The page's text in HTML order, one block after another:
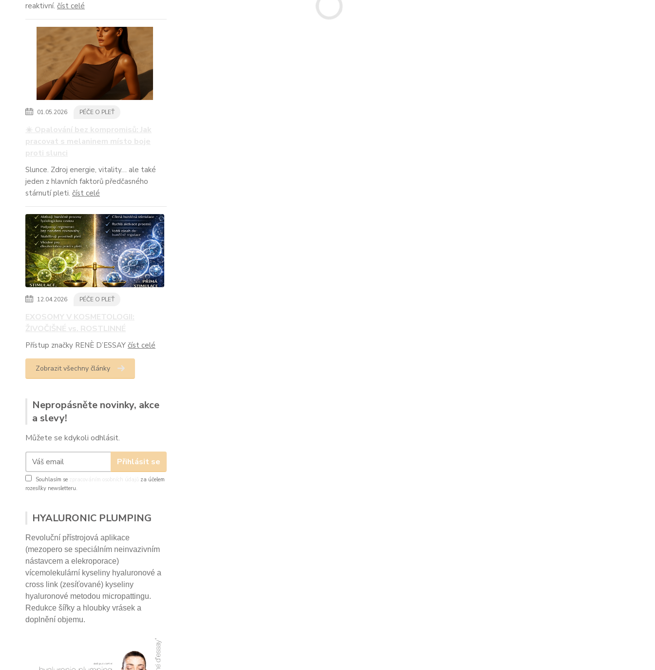
reaktivní. číst celé
01.05.2026 PÉČE O PLEŤ
☀️ Opalování bez kompromisů: Jak
pracovat s melaninem místo boje
proti slunci
Slunce. Zdroj energie, vitality… ale také
jeden z hlavních faktorů předčasného
stárnutí pleti. číst celé
12.04.2026 PÉČE O PLEŤ
EXOSOMY V KOSMETOLOGII:
ŽIVOČIŠNÉ vs. ROSTLINNÉ
Přístup značky RENÈ D’ESSAY číst celé
Zobrazit všechny články
Nepropásněte novinky, akce
a slevy!
Můžete se kdykoli odhlásit.
Přihlásit se
Souhlasím se zpracováním osobních údajů
za účelem
rozesílky newsletteru.
HYALURONIC PLUMPING
Revoluční přístrojová aplikace
(mezopero se speciálním neinvazivním
nástavcem a elekroporace)
vícemolekulární kyseliny hyaluronové a
cross link (zesíťované) kyseliny
hyaluronové metodou micropattingu.
Redukce šířky a hloubky vrásek a
doplnění objemu.